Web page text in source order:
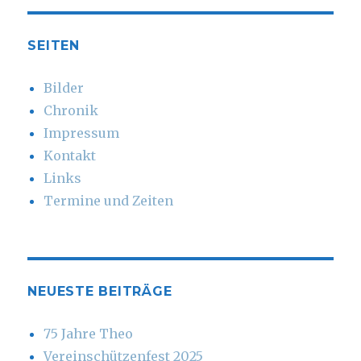
SEITEN
Bilder
Chronik
Impressum
Kontakt
Links
Termine und Zeiten
NEUESTE BEITRÄGE
75 Jahre Theo
Vereinschützenfest 2025